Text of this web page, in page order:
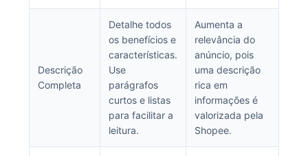
Descrição
Completa
Detalhe todos
os benefícios e
características.
Use
parágrafos
curtos e listas
para facilitar a
leitura.
Aumenta a
relevância do
anúncio, pois
uma descrição
rica em
informações é
valorizada pela
Shopee.